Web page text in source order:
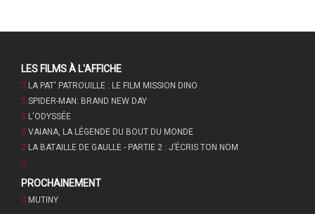
LES FILMS À L'AFFICHE
LA PAT' PATROUILLE : LE FILM MISSION DINO
SPIDER-MAN: BRAND NEW DAY
L'ODYSSÉE
VAIANA, LA LÉGENDE DU BOUT DU MONDE
LA BATAILLE DE GAULLE - PARTIE 2 : J’ÉCRIS TON NOM
PROCHAINEMENT
MUTINY